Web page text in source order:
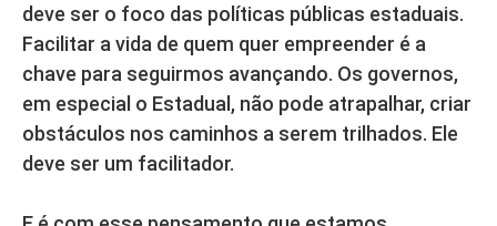
deve ser o foco das políticas públicas estaduais.
Facilitar a vida de quem quer empreender é a
chave para seguirmos avançando. Os governos,
em especial o Estadual, não pode atrapalhar, criar
obstáculos nos caminhos a serem trilhados. Ele
deve ser um facilitador.